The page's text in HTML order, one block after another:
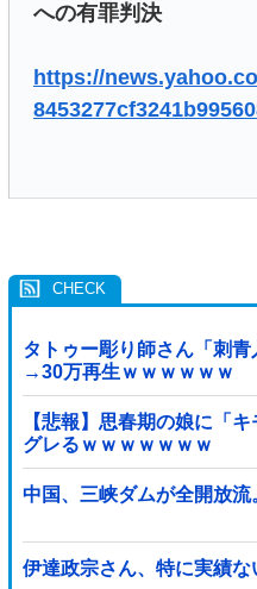
への有罪判決
https://
タトゥー彫り師さん「刺青
→30万再生ｗｗｗｗｗｗ
【悲報】思春期の娘に「
グレるｗｗｗｗｗｗｗ
中国、三峡ダムが全開放
伊達政宗さん、特に実績